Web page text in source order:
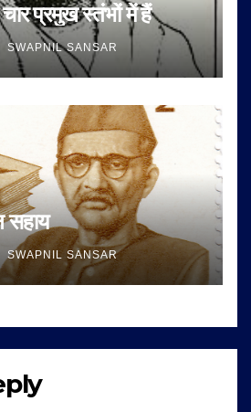
चार प्रमुख स्तंभों में हैं
SWAPNIL SANSAR
सहाय
SWAPNIL SANSAR